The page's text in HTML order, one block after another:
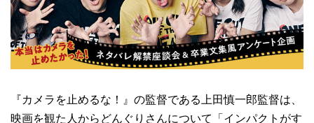
『カメラを止めるな！』の監督である上田慎一郎監督は、
映画を観た人からどんぐりさんについて「インパクトがす